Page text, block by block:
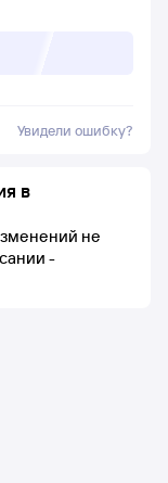
Увидели ошибку?
в
не
-